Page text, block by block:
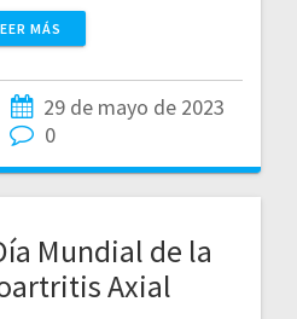
MÁS
29 de mayo de 2023
0
Mundial de la
Axial